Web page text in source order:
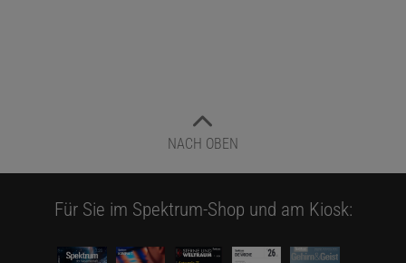
NACH OBEN
Für Sie im Spektrum-Shop und am Kiosk: